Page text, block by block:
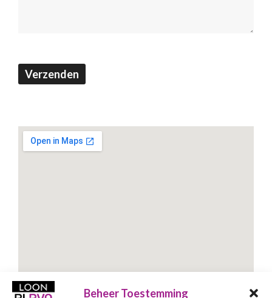
Beheer Toestemming
Verzenden